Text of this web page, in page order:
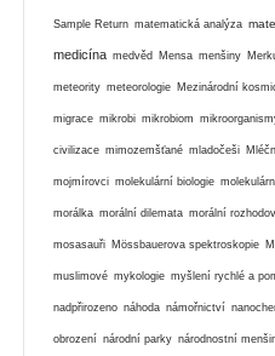
Sample Return matematická analýza
medicína medvěd Mensa menšiny
meteority meteorologie Mezinárodní
migrace mikrobi mikrobiom
civilizace mimozemšťané mladočeši
mojmírovci molekulární biologie
morálka morální dilemata morální
mosasauři Mössbauerova spektroskopie
muslimové mykologie myšlení rychlé a
nadpřirozeno náhoda námořnictví
obrození národní parky národnostní